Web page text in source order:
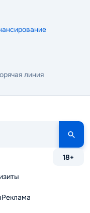
линия
18+
Реклама